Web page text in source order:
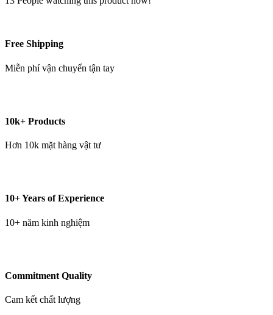
Free Shipping
Miễn phí vận chuyển tận tay
10k+ Products
Hơn 10k mặt hàng vật tư
10+ Years of Experience
10+ năm kinh nghiệm
Commitment Quality
Cam kết chất lượng